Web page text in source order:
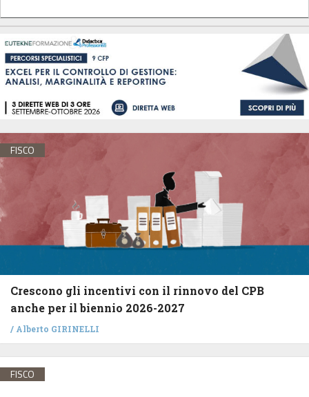
FISCO
Crescono gli incentivi con il rinnovo del CPB
anche per il biennio 2026-2027
/ Alberto GIRINELLI
FISCO